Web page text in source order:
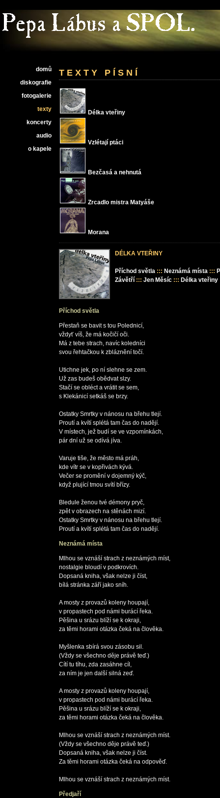
domů
diskografie
fotogalerie
texty
koncerty
audio
o kapele
TEXTY PÍSNÍ
Délka vteřiny
Vzlétají ptáci
Bezčasá a nehnutá
Zrcadlo mistra Matyáše
Morana
DÉLKA VTEŘINY
Příchod světla ::: Neznámá místa :::
Závětří ::: Jen Měsíc ::: Délka vteřiny
Příchod světla
Přestaň se bavit s tou Polednicí,
vždyť víš, že má kočičí oči.
Má z tebe strach, navíc koledníci
svou řehtačkou k zbláznění točí.
Utichne jek, po ní slehne se zem.
Už zas budeš obědvat slzy.
Stačí se obléct a vrátit se sem,
s Klekánicí setkáš se brzy.
Ostatky Smrtky v nánosu na břehu tlejí.
Proutí a kvítí splétá tam čas do nadějí.
V místech, jež budí se ve vzpomínkách,
pár dní už se odívá jíva.
Varuje tiše, že město má práh,
kde vítr se v kopřivách kývá.
Večer se promění v dojemný kýč,
když plující tmou svítí břízy.
Bledule ženou tvé démony pryč,
zpět v obrazech na stěnách mizí.
Ostatky Smrtky v nánosu na břehu tlejí.
Neznámá místa
Mlhou se vznáší strach z neznámých míst,
nostalgie bloudí v podkrovích.
Dopsaná kniha, však nelze ji číst,
bílá stránka září jako sníh.
A mosty z provazů koleny houpají,
v propastech pod námi burácí řeka.
Pěšina u srázu blíží se k okraji,
za těmi horami otázka čeká na člověka.
Myšlenka sbírá svou zásobu sil.
(Vždy se všechno děje právě teď.)
Cítí tu tíhu, zda zasáhne cíl,
za ním je jen další silná zeď.
A mosty z provazů koleny houpají,
v propastech pod námi burácí řeka.
Pěšina u srázu blíží se k okraji,
za těmi horami otázka čeká na člověka.
Mlhou se vznáší strach z neznámých míst.
(Vždy se všechno děje právě teď.)
Dopsaná kniha, však nelze ji číst.
Za těmi horami otázka čeká na odpověď.
Předjaří